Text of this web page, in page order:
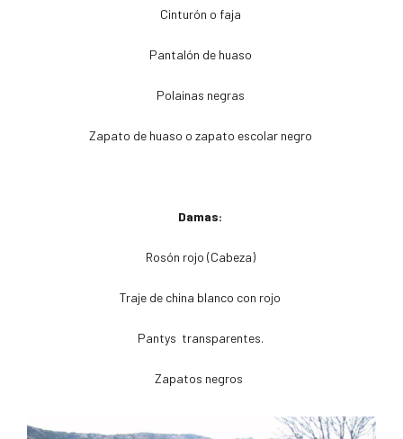
Cinturón o faja
Pantalón de huaso
Polainas negras
Zapato de huaso o zapato escolar negro
Damas:
Rosón rojo (Cabeza)
Traje de china blanco con rojo
Pantys transparentes.
Zapatos negros